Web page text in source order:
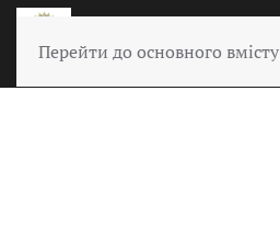
Перейти до основного вмісту